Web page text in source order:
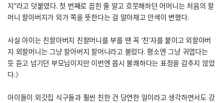
지”라고 덧붙였다. 첫 번째로 꼽힌 줄 알고 흐뭇해하던 어머니는 처음의 할
머니 할아버지가 외가 쪽을 뜻한다는 걸 알아채고 안색이 변했다.
사실 아이는 친할아버지 친할머니를 부를 땐 꼭 ‘친’자를 붙이고 외할아버
지 외할머니는 그냥 할아버지 할머니라고 불렀다. 평소엔 그냥 귀엽다는
듯 듣고 넘기던 부모님이지만 이번엔 몹시 불쾌하다는 표정을 감추지 않았
다.》
아이들이 외갓집 식구들과 훨씬 친한 건 당연한 일이라고 생각하면서도 강